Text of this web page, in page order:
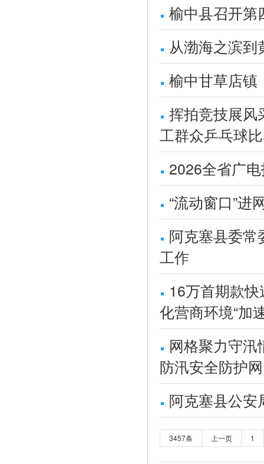
榆中县召开第
从渤海之滨
榆中甘草店镇
挥拍竞技展风
工群众乒乓球
2026全省广
“流动窗口”进
阿克塞县委常
工作
16万首期款
化营商环境“加
网格聚力守
防汛安全防护网
阿克塞县公安
3457条 上一页 1